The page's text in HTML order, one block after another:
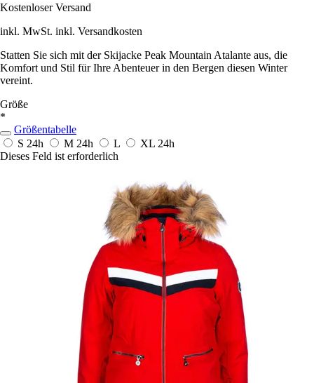
Kostenloser Versand
inkl. MwSt. inkl. Versandkosten
Statten Sie sich mit der Skijacke Peak Mountain Atalante aus, die
Komfort und Stil für Ihre Abenteuer in den Bergen diesen Winter
vereint.
Größe
*
Größentabelle
S 24h M 24h L XL 24h
Dieses Feld ist erforderlich